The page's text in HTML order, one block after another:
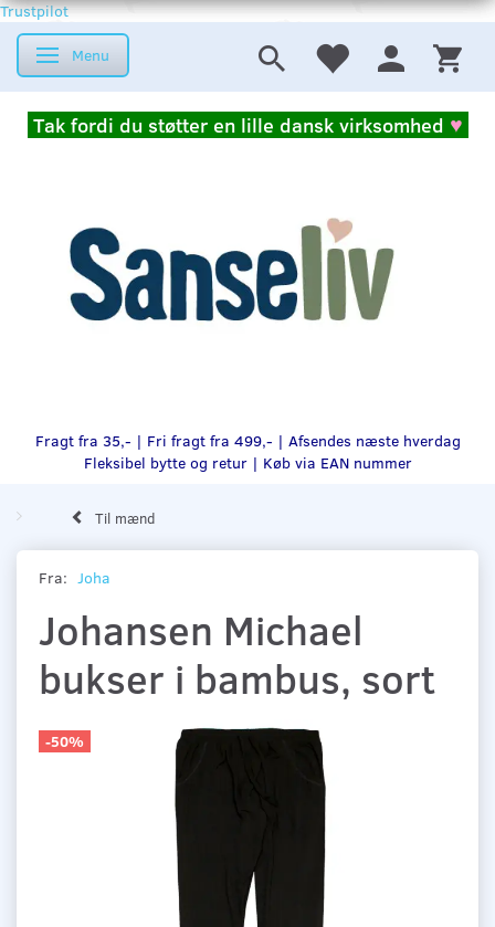
Trustpilot
Skifte navigation
Menu
Tak fordi du støtter en lille dansk virksomhed ♥
Fragt fra 35,- | Fri fragt fra 499,- | Afsendes næste hverdag
Fleksibel bytte og retur | Køb via EAN nummer
Til mænd
Fra: Joha
Johansen Michael
bukser i bambus, sort
-50%